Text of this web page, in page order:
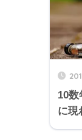
10
に現